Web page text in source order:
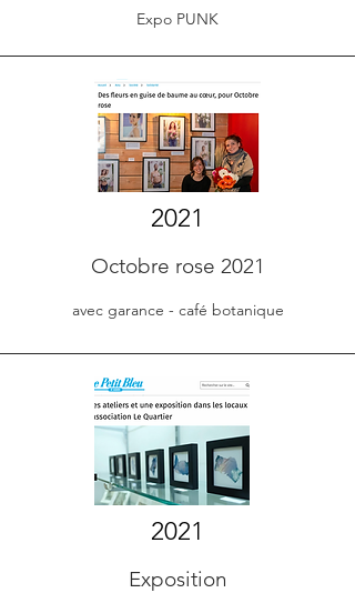
Expo PUNK
2021
Octobre rose 2021
avec garance - café botanique
2021
Exposition